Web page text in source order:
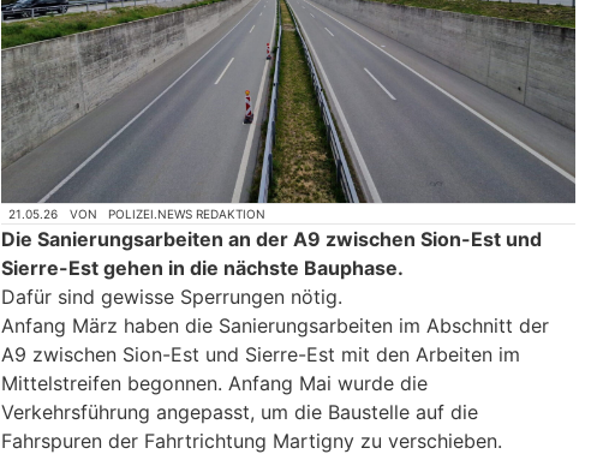
21.05.26 VON POLIZEI.NEWS REDAKTION
Die Sanierungsarbeiten an der A9 zwischen Sion-Est und
Sierre-Est gehen in die nächste Bauphase.
Dafür sind gewisse Sperrungen nötig.
Anfang März haben die Sanierungsarbeiten im Abschnitt der
A9 zwischen Sion-Est und Sierre-Est mit den Arbeiten im
Mittelstreifen begonnen. Anfang Mai wurde die
Verkehrsführung angepasst, um die Baustelle auf die
Fahrspuren der Fahrtrichtung Martigny zu verschieben.